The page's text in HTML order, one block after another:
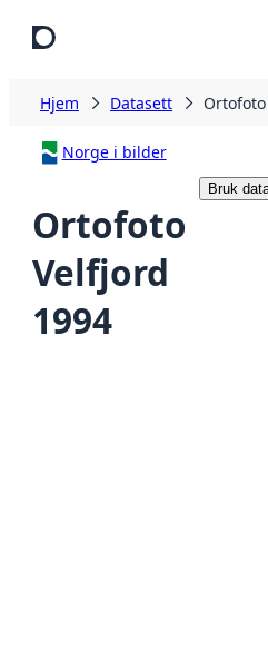
Hjem Datasett
Norge i bilder
Ortofoto
Velfjord
1994
Bruk